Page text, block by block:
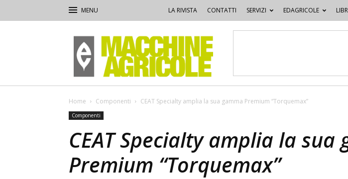
LA RIVISTA CONTATTI SERVIZI EDAGRICOLE
Macchine
Agricole
Home Componenti CEAT Specialty amplia la sua gamma Premium “Torquemax”
Componenti
CEAT Specialty amplia la sua
Premium “Torquemax”